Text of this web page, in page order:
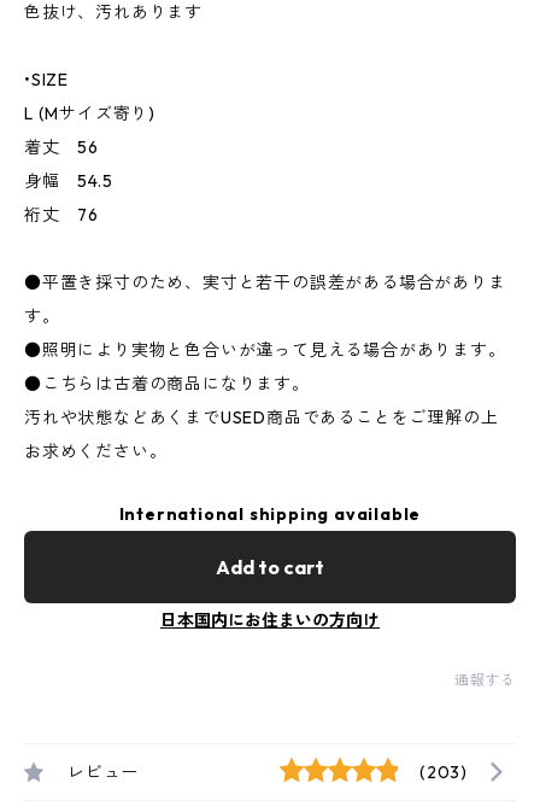
色抜け、汚れあります
•SIZE
L (Mサイズ寄り)
着丈 56
身幅 54.5
裄丈 76
●平置き採寸のため、実寸と若干の誤差がある場合がありま
す。
●照明により実物と色合いが違って見える場合があります。
●こちらは古着の商品になります。
汚れや状態などあくまでUSED商品であることをご理解の上
お求めください。
International shipping available
Add to cart
日本国内にお住まいの方向け
通報する
レビュー (203)